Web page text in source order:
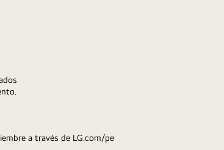
a través de LG.com/pe